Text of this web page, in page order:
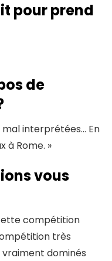
pour prend
de
mal interprétées… En
à Rome. »
vous
compétition
très
dominés